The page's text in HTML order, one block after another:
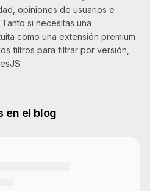
opiniones de usuarios e
si necesitas una
como una extensión premium
filtros para filtrar por versión,
en el blog